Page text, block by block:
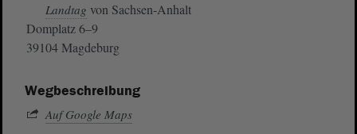
Landtag von Sachsen-Anhalt
Domplatz 6–9
39104 Magdeburg
Wegbeschreibung
Auf Google Maps